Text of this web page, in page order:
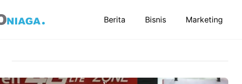
Berita Bisnis Marketing